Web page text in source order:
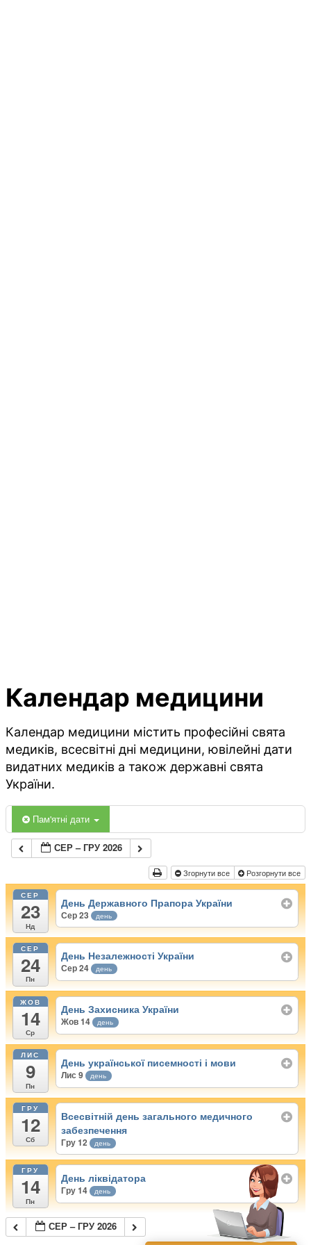
Календар медицини
Календар медицини містить професійні свята
медиків, всесвітні дні медицини, ювілейні дати
видатних медиків а також державні свята
України.
Пам'ятні дати
СЕР – ГРУ 2026
Згорнути все Розгорнути все
СЕР
23
Нд
День Державного Прапора України
Сер 23 день
СЕР
24
Пн
День Незалежності України
Сер 24 день
ЖОВ
14
Ср
День Захисника України
Жов 14 день
ЛИС
9
Пн
День української писемності і мови
Лис 9 день
ГРУ
12
Сб
Всесвітній день загального медичного
забезпечення
Гру 12 день
ГРУ
14
Пн
День ліквідатора
Гру 14 день
СЕР – ГРУ 2026